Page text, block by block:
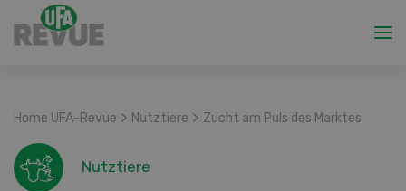
Home UFA-Revue > Nutztiere > Zucht am Puls des Marktes
Nutztiere